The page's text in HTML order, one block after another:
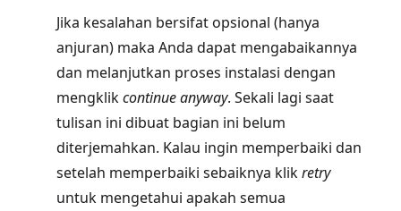
Jika kesalahan bersifat opsional (hanya
anjuran) maka Anda dapat mengabaikannya
dan melanjutkan proses instalasi dengan
mengklikcontinue anyway. Sekali lagi saat
tulisan ini dibuat bagian ini belum
diterjemahkan. Kalau ingin memperbaiki dan
setelah memperbaiki sebaiknya klikretry
untuk mengetahui apakah semua